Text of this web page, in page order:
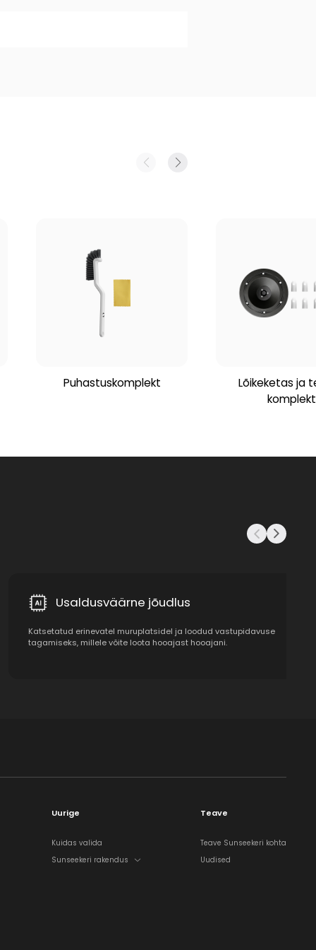
Puhastuskomplekt
Lõikeketas ja
komplekt
Usaldusväärne jõudlus
Katsetatud erinevatel muruplatsidel ja loodud vastupidavuse
tagamiseks, millele võite loota hooajast hooajani.
Uurige
Kuidas valida
Sunseekeri rakendus
Teave
Teave Sunseekeri kohta
Uudised